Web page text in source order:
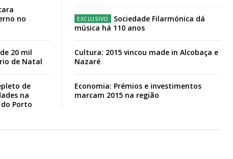
no
20 mil
de Natal
de
na
Porto
Sociedade Filarmónica dá
música há 110 anos
Cultura: 2015 vincou made in Alcobaça e
Nazaré
Economia: Prémios e investimentos
marcam 2015 na região